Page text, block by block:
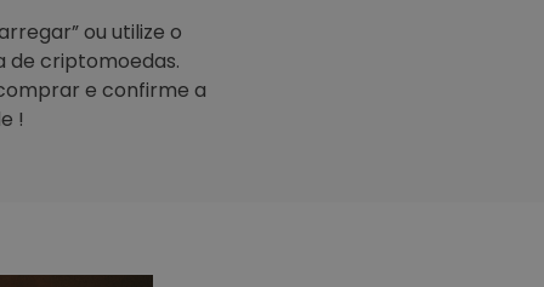
ou utilize o
de criptomoedas.
e confirme a
!